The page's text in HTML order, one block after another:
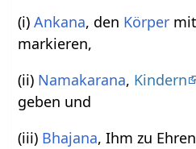
(i)Ankana, den Körper
markieren,
(ii) Namakarana, Kindern
geben und
(iii) Bhajana, Ihm zu